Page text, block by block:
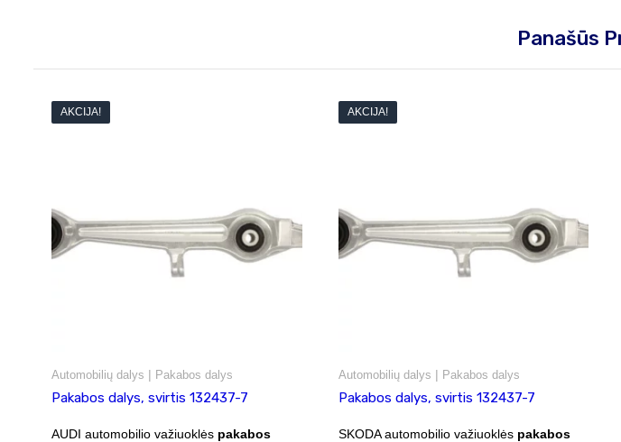
Panašūs
AKCIJA!
Automobilių dalys | Pakabos dalys
Pakabos dalys, svirtis 132437-7
AUDI automobilio važiuoklės pakabos
AKCIJA!
Automobilių dalys | Pakabos dalys
Pakabos dalys, svirtis 132437-7
SKODA automobilio važiuoklės pakabos